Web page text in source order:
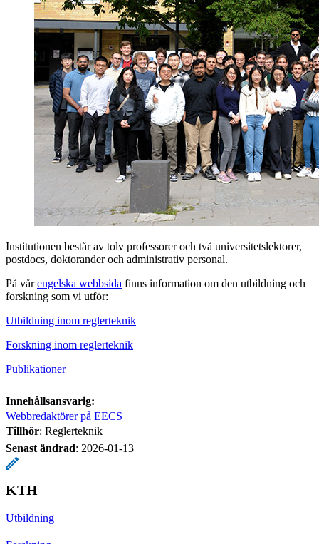
Institutionen består av tolv professorer och två universitetslektorer,
postdocs, doktorander och administrativ personal.
På vårengelska webbsida finns information om den utbildning och
forskning som vi utför:
Utbildning inom reglerteknik
Forskning inom reglerteknik
Publikationer
Innehållsansvarig:
Webbredaktörer på EECS
Tillhör: Reglerteknik
Senast ändrad: 2026-01-13
KTH
Utbildning